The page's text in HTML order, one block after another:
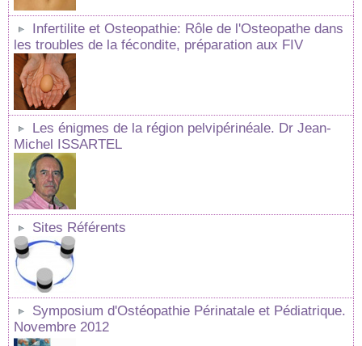
Infertilite et Osteopathie: Rôle de l'Osteopathe dans
les troubles de la fécondite, préparation aux FIV
Les énigmes de la région pelvipérinéale. Dr Jean-
Michel ISSARTEL
Sites Référents
Symposium d'Ostéopathie Périnatale et Pédiatrique.
Novembre 2012